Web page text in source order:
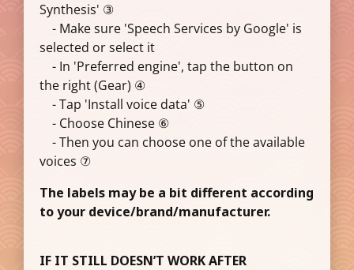
Synthesis' ③
- Make sure 'Speech Services by Google' is
selected or select it
- In 'Preferred engine', tap the button on
the right (Gear) ④
- Tap 'Install voice data' ⑤
- Choose Chinese ⑥
- Then you can choose one of the available
voices ⑦
The labels may be a bit different according
to your device/brand/manufacturer.
IF IT STILL DOESN’T WORK AFTER